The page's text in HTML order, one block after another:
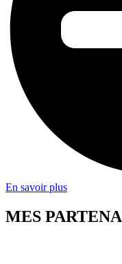
En savoir plus
MES